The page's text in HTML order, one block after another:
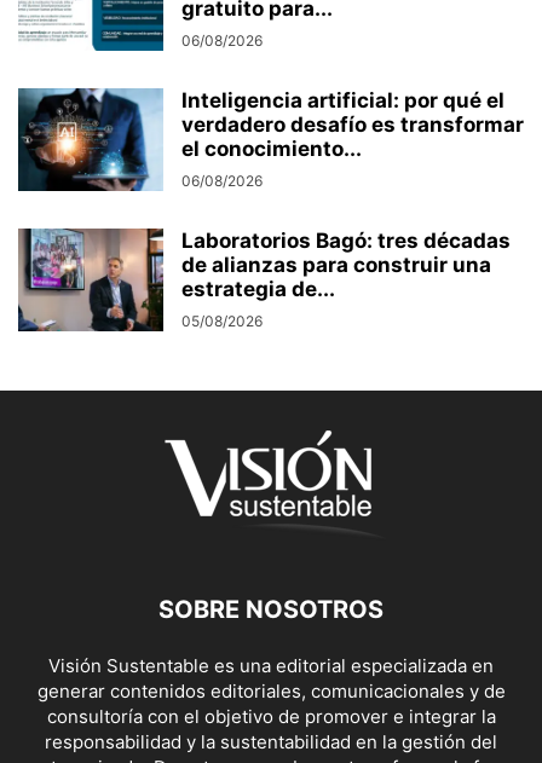
gratuito para...
06/08/2026
Inteligencia artificial: por qué el
verdadero desafío es transformar
el conocimiento...
06/08/2026
Laboratorios Bagó: tres décadas
de alianzas para construir una
estrategia de...
05/08/2026
SOBRE NOSOTROS
Visión Sustentable es una editorial especializada en
generar contenidos editoriales, comunicacionales y de
consultoría con el objetivo de promover e integrar la
responsabilidad y la sustentabilidad en la gestión del